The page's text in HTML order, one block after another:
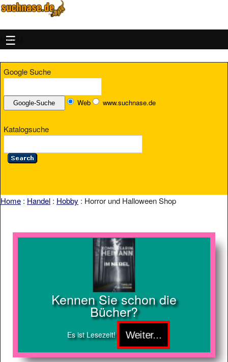
MENU
Google Suche
Web www.suchnase.de
Katalogsuche
Home : Handel : Hobby : Horror und Halloween Shop
Kennen Sie schon die
Bücher?
Es ist Lesezeit!